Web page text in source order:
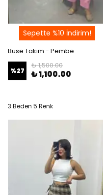
Sepette %10 İndirim!
Buse Takım - Pembe
%27
₺ 1,500.00
₺ 1,100.00
3 Beden 5 Renk